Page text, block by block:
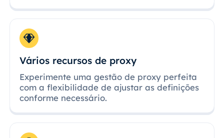
Vários recursos de proxy
Experimente uma gestão de proxy perfeita
com a flexibilidade de ajustar as definições
conforme necessário.